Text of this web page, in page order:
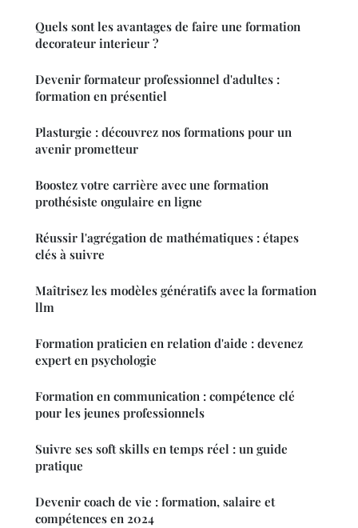
Quels sont les avantages de faire une formation
decorateur interieur ?
Devenir formateur professionnel d'adultes :
formation en présentiel
Plasturgie : découvrez nos formations pour un
avenir prometteur
Boostez votre carrière avec une formation
prothésiste ongulaire en ligne
Réussir l'agrégation de mathématiques : étapes
clés à suivre
Maîtrisez les modèles génératifs avec la formation
llm
Formation praticien en relation d'aide : devenez
expert en psychologie
Formation en communication : compétence clé
pour les jeunes professionnels
Suivre ses soft skills en temps réel : un guide
pratique
Devenir coach de vie : formation, salaire et
compétences en 2024